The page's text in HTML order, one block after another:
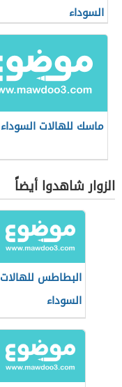
السوداء
ماسك للهالات السوداء
الزوار شاهدوا أيضاً
البطاطس للهالات
السوداء